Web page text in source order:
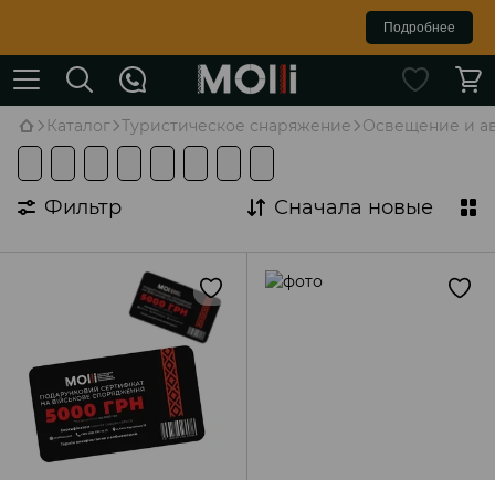
Подробнее
Каталог Туристическое снаряжение Освещение и
Фильтр Сначала новые